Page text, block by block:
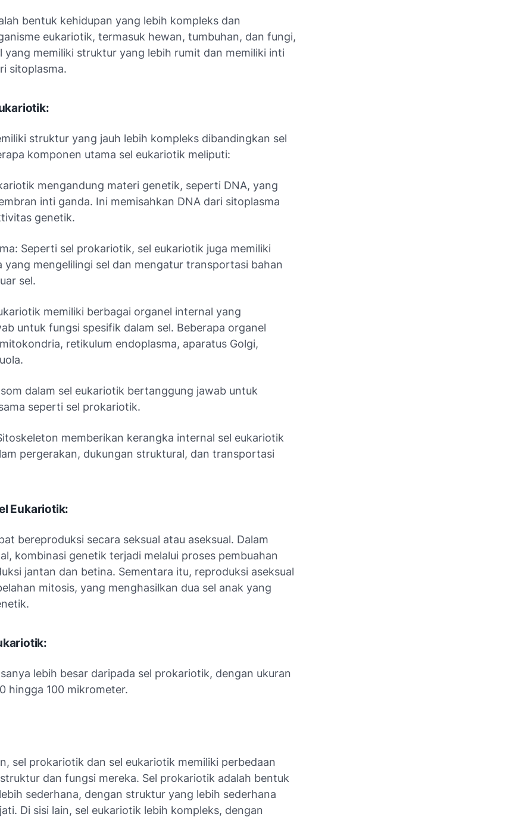
bentuk kehidupan yang lebih kompleks dan
eukariotik, termasuk hewan, tumbuhan, dan fungi,
yang memiliki struktur yang lebih rumit dan memiliki inti
sitoplasma.
struktur yang jauh lebih kompleks dibandingkan sel
komponen utama sel eukariotik meliputi:
mengandung materi genetik, seperti DNA, yang
inti ganda. Ini memisahkan DNA dari sitoplasma
genetik.
Seperti sel prokariotik, sel eukariotik juga memiliki
yang mengelilingi sel dan mengatur transportasi bahan
sel.
memiliki berbagai organel internal yang
untuk fungsi spesifik dalam sel. Beberapa organel
retikulum endoplasma, aparatus Golgi,
dalam sel eukariotik bertanggung jawab untuk
seperti sel prokariotik.
memberikan kerangka internal sel eukariotik
pergerakan, dukungan struktural, dan transportasi
Eukariotik:
bereproduksi secara seksual atau aseksual. Dalam
kombinasi genetik terjadi melalui proses pembuahan
jantan dan betina. Sementara itu, reproduksi aseksual
mitosis, yang menghasilkan dua sel anak yang
lebih besar daripada sel prokariotik, dengan ukuran
hingga 100 mikrometer.
sel prokariotik dan sel eukariotik memiliki perbedaan
dan fungsi mereka. Sel prokariotik adalah bentuk
sederhana, dengan struktur yang lebih sederhana
Di sisi lain, sel eukariotik lebih kompleks, dengan